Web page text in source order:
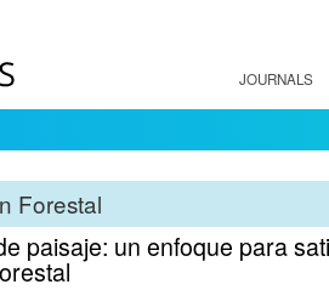
JOURNALS
Forestal
paisaje: un enfoque para